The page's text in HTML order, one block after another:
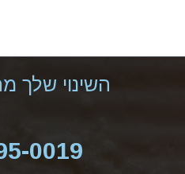
השינוי שלך
0019